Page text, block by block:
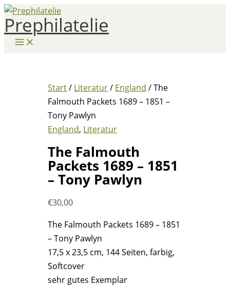
Zum
Inhalt
springen
Prephilatelie
Start/ Literatur/ England / The
Falmouth Packets 1689 – 1851 –
Tony Pawlyn
England, Literatur
The Falmouth
Packets 1689 – 1851
– Tony Pawlyn
€30,00
The Falmouth Packets 1689 – 1851
– Tony Pawlyn
17,5 x 23,5 cm, 144 Seiten, farbig,
Softcover
sehr gutes Exemplar